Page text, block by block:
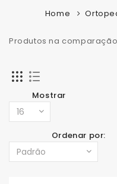
Home
Produtos na
Mostrar
Ordenar por: